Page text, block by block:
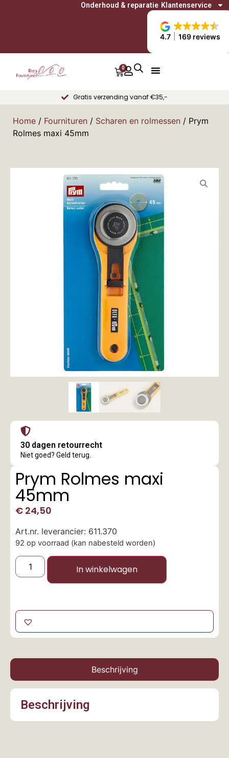
4.7 169 reviews
Onderhoud & reparatie Klantenservice
0
Gratis verzending vanaf €35,-
Home / Fournituren / Scharen en rolmessen / Prym
Rolmes maxi 45mm
30 dagen retourrecht
Niet goed? Geld terug.
Prym Rolmes maxi
45mm
€ 24,50
Art.nr. leverancier: 611.370
92 op voorraad (kan nabesteld worden)
In winkelwagen
Beschrijving
Beschrijving